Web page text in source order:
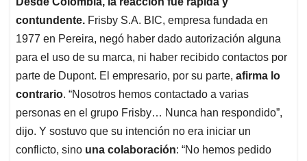
contundente. Frisby S.A. BIC, empresa fundada en
1977 en Pereira, negó haber dado autorización alguna
para el uso de su marca, ni haber recibido contactos por
parte de Dupont. El empresario, por su parte, afirma lo
contrario. “Nosotros hemos contactado a varias
personas en el grupo Frisby… Nunca han respondido”,
dijo. Y sostuvo que su intención no era iniciar un
conflicto, sino una colaboración: “No hemos pedido